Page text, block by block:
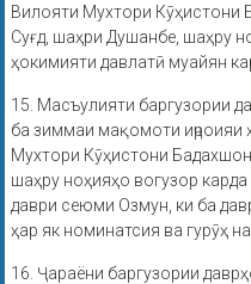
Вилояти Мухтори Кӯҳистони
Суғд, шаҳри Душанбе, шаҳру
ҳокимияти давлатӣ муайян
15. Масъулияти баргузории
ба зиммаи мақомоти иҷроияи
Мухтори Кӯҳистони
шаҳру ноҳияҳо вогузор
даври сеюми Озмун, ки ба
ҳар як номинатсия ва гурӯҳ
16. Ҷараёни баргузории